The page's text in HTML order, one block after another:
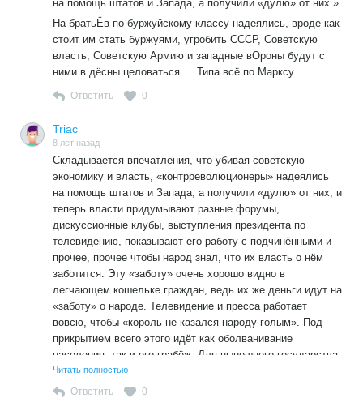
на помощь штатов и Запада, а получили «дулю» от них.»
На братьЁв по буржуйскому классу надеялись, вроде как
стоит им стать буржуями, угробить СССР, Советскую
власть, Советскую Армию и западные вОроны будут с
ними в дёсны целоваться…. Типа всё по Марксу….
Ответить 0
Triac
8 лет назад
Складывается впечатления, что убивая советскую
экономику и власть, «контрреволюционеры» надеялись
на помощь штатов и Запада, а получили «дулю» от них, и
теперь власти придумывают разные форумы,
дискуссионные клубы, выступления президента по
телевидению, показывают его работу с подчинёнными и
прочее, прочее чтобы народ знал, что их власть о нём
заботится. Эту «заботу» очень хорошо видно в
легчающем кошельке граждан, ведь их же деньги идут на
«заботу» о народе. Телевидение и пресса работает
вовсю, чтобы «король не казался народу голым». Под
прикрытием всего этого идёт как оболванивание
населения, так и его грабёж. Для нынешнего государства,
похоже важнее богачи, а не нищий народ, но с которого
можно ещё содрать кое-чего для себя же.
Читать полностью
Ответить 0